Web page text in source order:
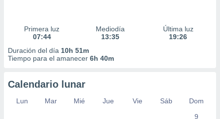
Primera luz
07:44
Mediodía
13:35
Última luz
19:26
Duración del día 10h 51m
Tiempo para el amanecer 6h 40m
Calendario lunar
Lun Mar Mié Jue Vie Sáb
Dom
9